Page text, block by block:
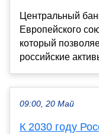
Центральный
Европейского
который
российские
09:00, 20 Май
К 2030 году